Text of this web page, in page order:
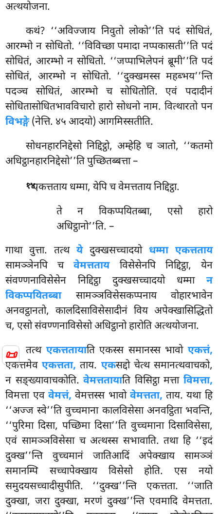
📜
अत्थयोजना.
कथं? ‘‘अविज्जाय निवुतो लोको’’ति पदं सोधितं,
आरम्भो न सोधितो. ‘‘विविच्छा पमादा नप्पकासती’’ति पदं
सोधितं, आरम्भो न सोधितो. ‘‘जप्पाभिलेपनं ब्रूमी’’ति पदं
सोधितं, आरम्भो न सोधितो. ‘‘दुक्खमस्स महब्भय’’न्ति
पदञ्च सोधितं, आरम्भो च सोधितोति. एवं पदादीनं
सोधितासोधितभावविचारो हारो सोधनो नाम. वित्थारतो पन
विभङ्गे(नेत्ति. ४५ आदयो) आगमिस्सतीति.
सोधनहारनिद्देसो निद्दिट्ठो, अम्हेहि च ञातो, ‘‘कतमो
अधिट्ठानहारनिद्देसो’’ति पुच्छितब्बत्ता –
१४.
‘‘एकत्तताय धम्मा, येपि च वेमत्तताय निद्दिट्ठा.
ते न विकप्पयितब्बा, एसो हारो
अधिट्ठानो’’ति. –
गाथा वुत्ता. तत्थ येदुक्खसच्चादयो धम्मा एकत्तताय
सामञ्ञेनपि चवेमत्ततायविसेसेनपि निद्दिट्ठा, येन
संवण्णनाविसेसेन निद्दिट्ठा दुक्खसच्चादयो धम्मा न
विकप्पयितब्बासामञ्ञविसेसकप्पनाय वोहारभावेन
अनवट्ठानतो, कालदिसाविसेसादीनं विय अपेक्खासिद्धितो
च, एसो संवण्णनाविसेसो अधिट्ठानो हारोति अत्थयोजना.
तत्थ एकत्ततायाति एकस्स समानस्स भावो एकत्तं,
एकत्तमेवएकत्तता, ताय. एकसद्दो चेत्थ समानत्थवाचको,
न सङ्ख्यावाचकोति.वेमत्ततायाति विसिट्ठा मत्ता विमत्ता,
विमत्ता एव वेमत्तं, वेमत्तस्स भावो वेमत्तता, ताय. यथा हि
‘‘अज्ज स्वे’’ति वुच्चमाना कालविसेसा अनवट्ठिता भवन्ति,
‘‘पुरिमा दिसा, पच्छिमा दिसा’’ति वुच्चमाना दिसाविसेसा,
एवं सामञ्ञविसेसा च अत्थस्स सभावाति. तथा हि ‘‘इदं
दुक्ख’’न्ति वुच्चमानं जातिआदिं अपेक्खाय सामञ्ञं
समानम्पि सच्चापेक्खाय विसेसो होति. एस नयो
समुदयसच्चादीसुपीति. ‘‘दुक्ख’’न्ति एकत्तता. ‘‘जाति
दुक्खा, जरा दुक्खा, मरणं दुक्ख’’न्ति एवमादि वेमत्तता.